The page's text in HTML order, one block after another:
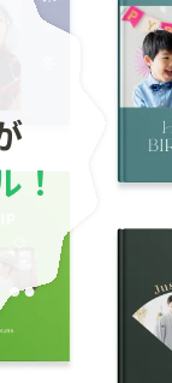
！